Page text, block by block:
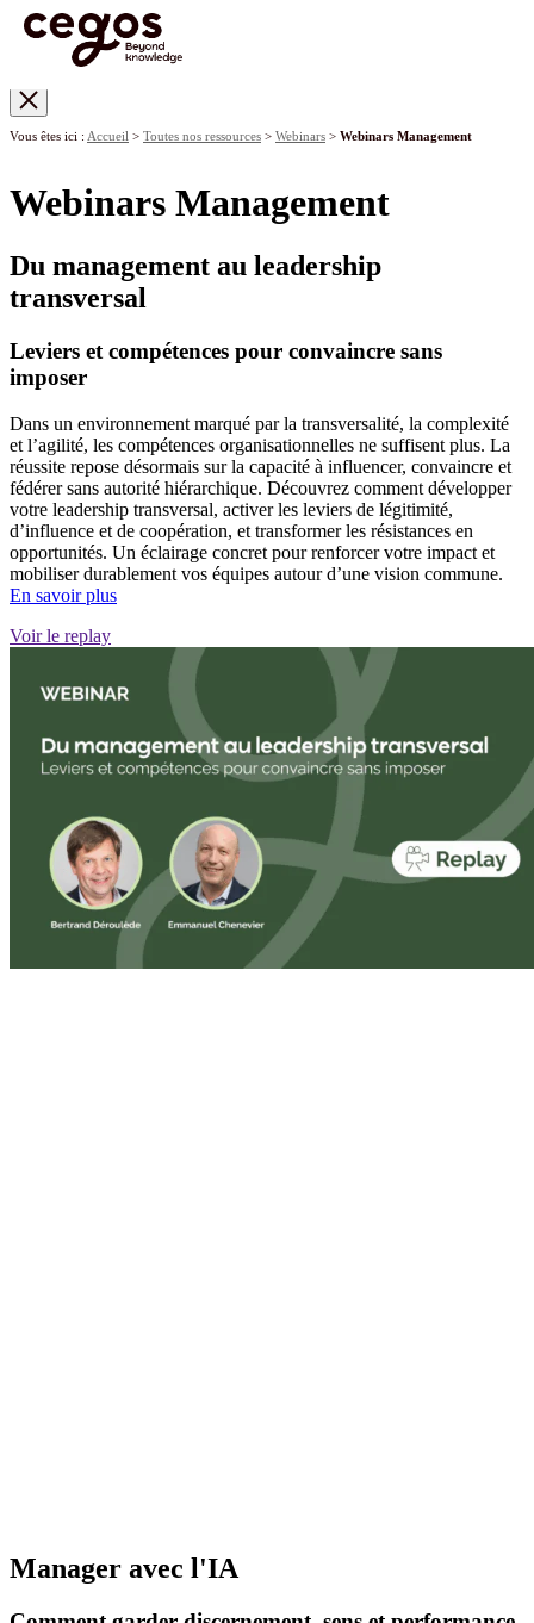
Vous êtes ici : Accueil > Toutes nos ressources > Webinars > Webinars Management
Webinars Management
Du management au leadership
transversal
Leviers et compétences pour convaincre sans
imposer
Dans un environnement marqué par la transversalité, la complexité
et l’agilité, les compétences organisationnelles ne suffisent plus. La
réussite repose désormais sur la capacité à influencer, convaincre et
fédérer sans autorité hiérarchique. Découvrez comment développer
votre leadership transversal, activer les leviers de légitimité,
d’influence et de coopération, et transformer les résistances en
opportunités. Un éclairage concret pour renforcer votre impact et
mobiliser durablement vos équipes autour d’une vision commune.
En savoir plus
Voir le replay
Manager avec l'IA